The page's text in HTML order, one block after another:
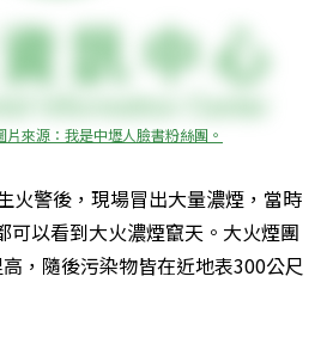
來源：我是中壢人臉書粉絲團。
火警後，現場冒出大量濃煙，當時
可以看到大火濃煙竄天。大火煙團
，隨後污染物皆在近地表300公尺